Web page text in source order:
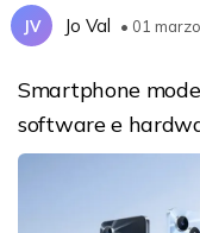
JV Jo Val • 01
Smartphone
software e